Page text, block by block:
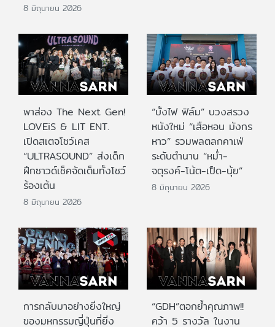
8 มิถุนายน 2026
พาส่อง The Next Gen!
LOVEiS & LIT ENT.
เปิดสเตจโชว์เคส
“ULTRASOUND” ส่งเด็ก
ฝึกซาวด์เช็คจัดเต็มทั้งโชว์
ร้องเต้น
8 มิถุนายน 2026
“บั้งไฟ ฟิล์ม” บวงสรวง
หนังใหม่ “เสือหอน มังกร
หาว” รวมพลตลกคาเฟ่
ระดับตำนาน “หม่ำ-
จตุรงค์-โน้ต-เป็ด-นุ้ย”
8 มิถุนายน 2026
การกลับมาอย่างยิ่งใหญ่
ของมหกรรมญี่ปุ่นที่ยิ่ง
“GDH”ตอกย้ำคุณภาพ!!
คว้า 5 รางวัล ในงาน